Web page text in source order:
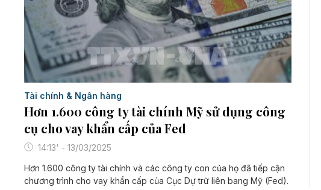
Tài chính & Ngân hàng
Hơn 1.600 công ty tài chính Mỹ sử dụng công
cụ cho vay khẩn cấp của Fed
14:13' - 13/03/2025
Hơn 1.600 công ty tài chính và các công ty con của họ đã tiếp cận
chương trình cho vay khẩn cấp của Cục Dự trữ liên bang Mỹ (Fed).